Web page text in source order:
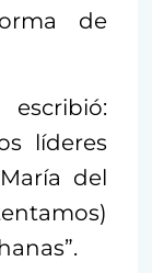
de
líderes
del